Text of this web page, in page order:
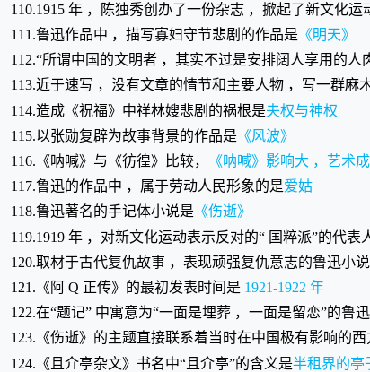
110.1915 年 ，陈独秀创办了一份杂志 ，掀起了新文化
111.鲁迅作品中 ，描写寡妇守节悲剧的作品是 《明天》
112.“所谓中国的文明者 ，其实不过是安排阔人享用的
113.近于速写 ，没有文章的情节和主要人物 ，写一群
114.造成《祝福》中祥林嫂悲剧的祸根是夫权与神权
115.以张勋复辟为故事背景的作品是 《风波》
116.《呐喊》与《彷徨》比较，
《呐喊》影响大 ，艺术
117.鲁迅的作品中 ，属于劳动人民形象的是爱姑
118.鲁迅著名的手记体小说是 《伤逝》
119.1919 年 ，对新文化运动表示反对的“ 国粹派”的代表
120.取材于古代复仇故事 ，表现顽强复仇意志的鲁迅小
121.《阿 Q 正传》的最初发表时间是 1921-1922 年
122.在“题记” 中寓意为“一面是埋葬 ，一面是留恋”的鲁
123.《伤逝》的主题直接联系着当时在中国极有影响的
124.《且介亭杂文》书名中“且介亭”的含义是半租界的亭